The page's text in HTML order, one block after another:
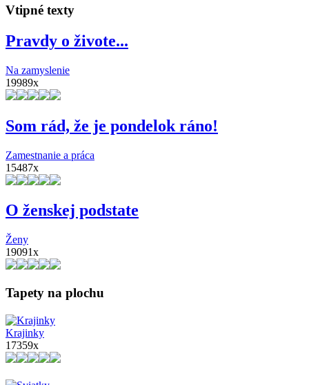
Vtipné texty
Pravdy o živote...
Na zamyslenie
19989x
Som rád, že je pondelok ráno!
Zamestnanie a práca
15487x
O ženskej podstate
Ženy
19091x
Tapety na plochu
Krajinky
17359x